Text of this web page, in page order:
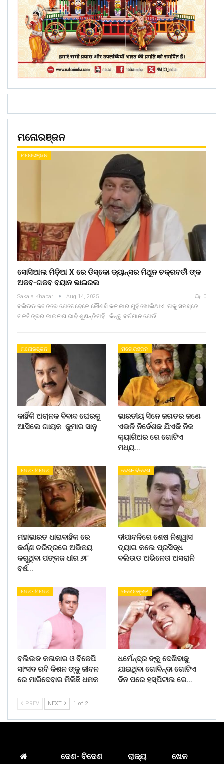
ମନୋରଞ୍ଜନ
ମନୋରଞ୍ଜନ
ସୋସିଆଲ ମିଡ଼ିଆ X ରେ ଡିସ୍କୋ ଡ୍ୟାନ୍ସର ମିଥୁନ ଚକ୍ରବର୍ତୀ ଙ୍କ
ଅଜବ-ଗଜବ ବୟାନ ଭାଇରଲ
Sakala Khabar Aug 14, 2025 0
ବଲିଉଡ ଜଗତରେ ଯେତେବେଳେ କୌଣସି କଳାକାର ମୁହଁ ଖୋଲିଥାଏ, ତାକୁ ସମସ୍ତେ
ଚଳଚିତ୍ରର ଡାଇଲଗ ଭାବି ଶୁଣନ୍ତିନାହିଁ , କିନ୍ତୁ ବର୍ତମାନ ଯେଉଁ…
ମନୋରଞ୍ଜନ
କାହିଁକି ଅଚାନକ ବିବାଦ ଘେରକୁ
ଆସିଲେ ଗାୟକ କୁମାର ସାନୁ
ମନୋରଞ୍ଜନ
ଭାରତୀୟ ସିନେ ଜଗତର ଜଣେ
ଏଭଳି ନିର୍ଦେଶକ ଯିଏକି ନିଜ
କ୍ୟାରିଅର ରେ ଗୋଟିଏ
ମଧ୍ୟ…
ଦେଶ- ବିଦେଶ
ମହାଭାରତ ଧାରାବାହିକ ରେ
କର୍ଣ୍ଣ ଚରିତ୍ରରେ ଅଭିନୟ
କରୁଥିବା ପଙ୍କଜ ଧୀର ୬୮
ବର୍ଷ…
ଦେଶ- ବିଦେଶ
ଦୀପାବଳିରେ ଶେଷ ନିଶ୍ୱାସ
ତ୍ୟାଗ କଲେ ପ୍ରସିଦ୍ଧ
ବଲିଉଡ ଅଭିନେତା ଅସରାନି
ଦେଶ- ବିଦେଶ
ବଲିଉଡ କଳାକାର ଓ ବିଜେପି
ସାଂସଦ ରବି କିଶନ ଙ୍କୁ ଜୀବନ
ରେ ମାରିଦେବାର ମିଳିଛି ଧମକ
ମନୋରଞ୍ଜନ
ଧର୍ମେନ୍ଦ୍ର ଙ୍କୁ ଦେଖିବାକୁ
ଯାଇଥିବା ଗୋବିନ୍ଦା ଗୋଟିଏ
ଦିନ ପରେ ହସ୍ପିଟାଲ ରେ…
PREV NEXT 1 of 2
ଦେଶ- ବିଦେଶ ରାଜ୍ୟ ଖେଳ